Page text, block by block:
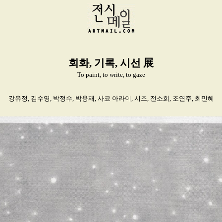
회화, 기록, 시선 展
To paint, to write, to gaze
강유정, 김수영, 박정수, 박용재, 사코 아라이, 시즈, 전소희, 조연주, 최민혜